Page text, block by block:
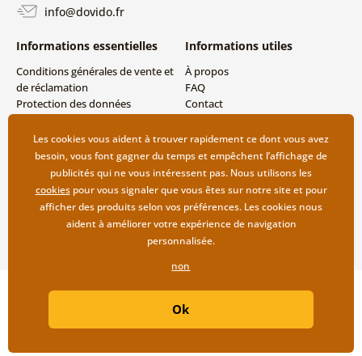
info@dovido.fr
Informations essentielles
Conditions générales de vente et
de réclamation
Protection des données
Modes de livraison et de
paiement
Retour des produits
Informations utiles
À propos
FAQ
Contact
Copyright ©2019 © Dovido.fr.
| Boutique en ligne créée par
Les cookies vous aident à trouver rapidement ce dont vous avez
besoin, vous font gagner du temps et empêchent l’affichage de
publicités qui ne vous intéressent pas. Nous utilisons les
cookiespour vous signaler que vous êtes sur notre site et pour
afficher des produits selon vos préférences. Les cookies nous
aident à améliorer votre expérience de navigation
personnalisée.
non
Ok